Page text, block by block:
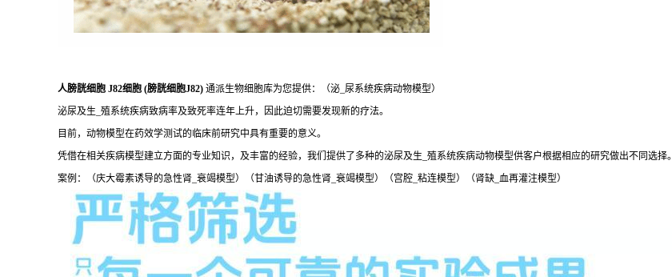
人膀胱细胞 J82细胞 (膀胱细胞J82) 通派生物细胞库为您提供：（泌_尿系统疾病动物模型）
泌尿及生_殖系统疾病致病率及致死率连年上升，因此迫切需要发现新的疗法。
目前，动物模型在药效学测试的临床前研究中具有重要的意义。
凭借在相关疾病模型建立方面的专业知识，及丰富的经验，我们提供了多种的泌尿及生_殖系统疾病动物模型供客户根据相应的研究做出不同选择。
案例：（庆大霉素诱导的急性肾_衰竭模型）（甘油诱导的急性肾_衰竭模型）（宫腔_粘连模型）（肾缺_血再灌注模型）